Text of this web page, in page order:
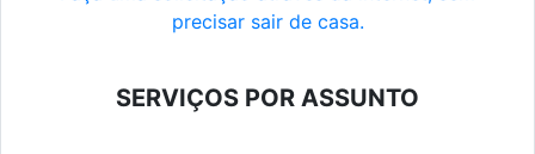
precisar sair de casa.
SERVIÇOS POR ASSUNTO